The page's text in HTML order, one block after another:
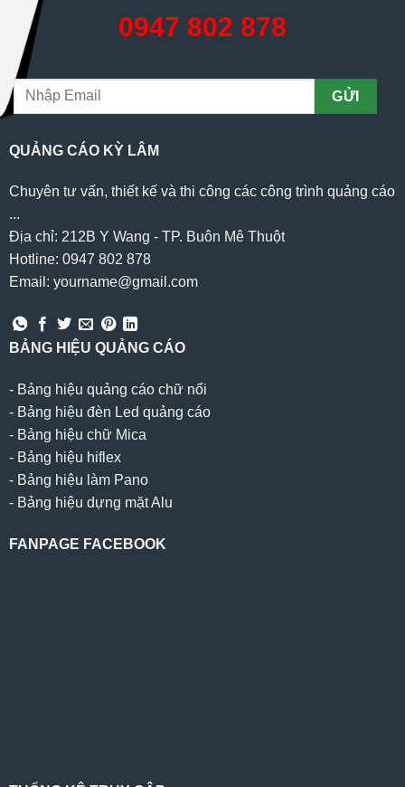
0947 802 878
QUẢNG CÁO KỲ LÂM
Chuyên tư vấn, thiết kế và thi công các công trình quảng cáo
...
Địa chỉ: 212B Y Wang - TP. Buôn Mê Thuột
Hotline: 0947 802 878
Email: yourname@gmail.com
BẢNG HIỆU QUẢNG CÁO
- Bảng hiệu quảng cáo chữ nổi
- Bảng hiệu đèn Led quảng cáo
- Bảng hiệu chữ Mica
- Bảng hiệu hiflex
- Bảng hiệu làm Pano
- Bảng hiệu dựng mặt Alu
FANPAGE FACEBOOK